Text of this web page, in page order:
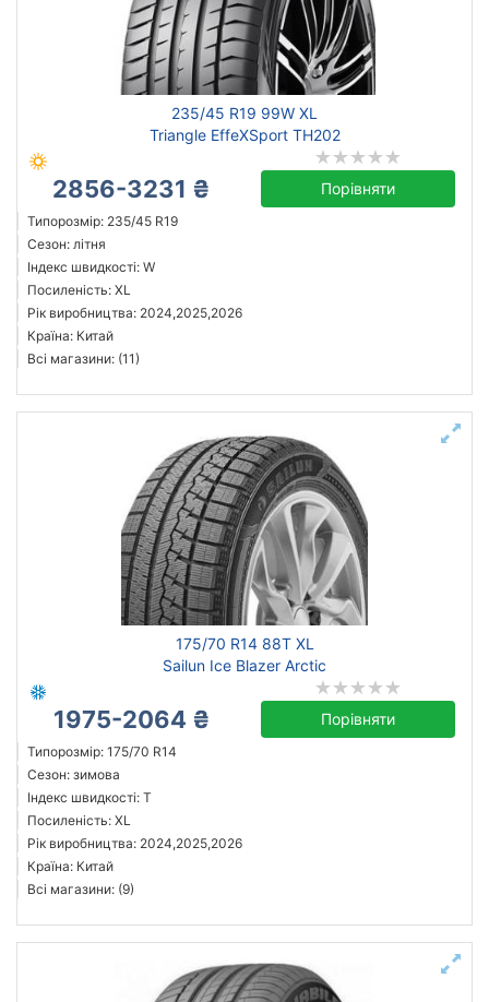
235/45 R19 99W XL
Triangle EffeXSport TH202
2856-3231 ₴ Порівняти
Типорозмір: 235/45 R19
Сезон: літня
Індекс швидкості: W
Посиленість: XL
Рік виробництва: 2024,2025,2026
Країна: Китай
Всі магазини: (11)
175/70 R14 88T XL
Sailun Ice Blazer Arctic
1975-2064 ₴ Порівняти
Типорозмір: 175/70 R14
Сезон: зимова
Індекс швидкості: T
Посиленість: XL
Рік виробництва: 2024,2025,2026
Країна: Китай
Всі магазини: (9)
Скинути Підібрати